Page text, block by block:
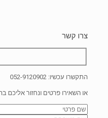
צרו קשר
התקשרו עכשיו: 052-9120902
או השאירו פרטים ונחזור אליכם